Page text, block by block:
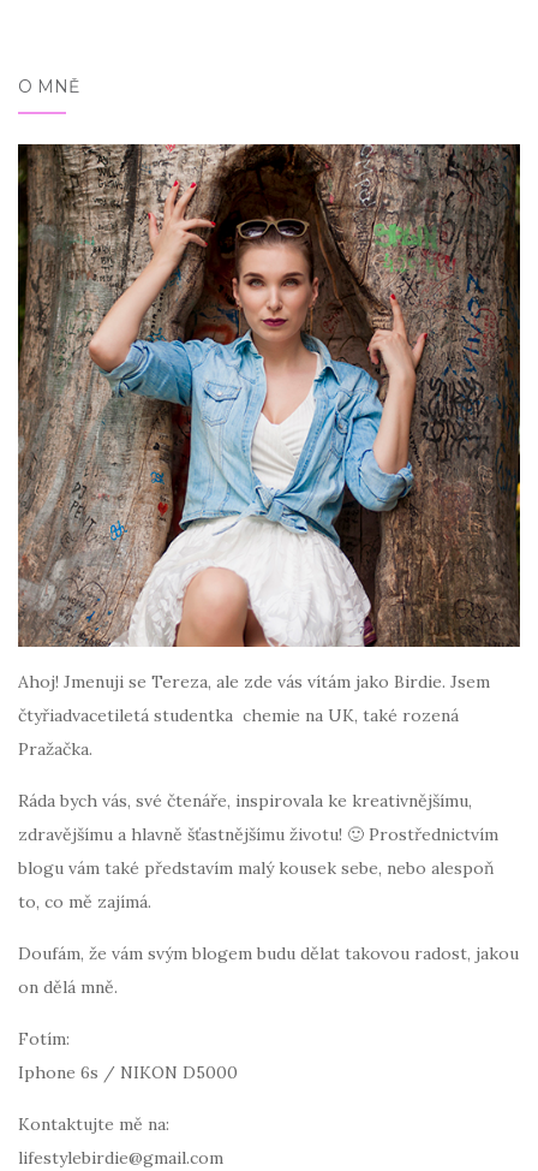
O MNĚ
Ahoj! Jmenuji se Tereza, ale zde vás vítám jako Birdie. Jsem
čtyřiadvacetiletá studentka chemie na UK, také rozená
Pražačka.
Ráda bych vás, své čtenáře, inspirovala ke kreativnějšímu,
zdravějšímu a hlavně šťastnějšímu životu! 🙂 Prostřednictvím
blogu vám také představím malý kousek sebe, nebo alespoň
to, co mě zajímá.
Doufám, že vám svým blogem budu dělat takovou radost, jakou
on dělá mně.
Fotím:
Iphone 6s / NIKON D5000
Kontaktujte mě na:
lifestylebirdie@gmail.com